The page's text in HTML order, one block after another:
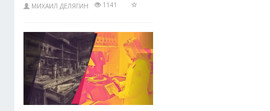
МИХАИЛ ДЕЛЯГИН 1141